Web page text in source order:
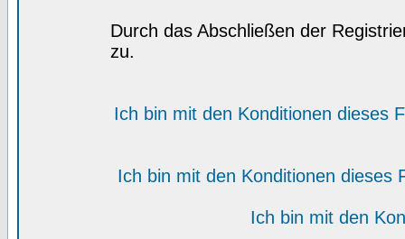
Durch das Abschließen der
zu.
Ich bin mit den Konditionen dieses
Ich bin mit den Konditionen dieses
Ich bin mit den